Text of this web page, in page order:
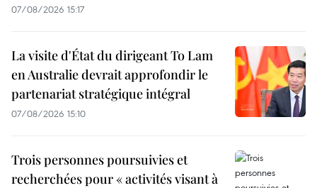
07/08/2026 15:17
La visite d'État du dirigeant To Lam
en Australie devrait approfondir le
partenariat stratégique intégral
07/08/2026 15:10
Trois personnes poursuivies et
recherchées pour « activités visant à